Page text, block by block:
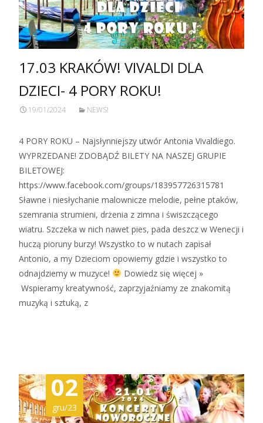
17.03 KRAKÓW! VIVALDI DLA
DZIECI- 4 PORY ROKU!
19/01/2024 NEWS!
4 PORY ROKU – Najsłynniejszy utwór Antonia Vivaldiego.
WYPRZEDANE! ZDOBĄDŹ BILETY NA NASZEJ GRUPIE
BILETOWEJ:
https://www.facebook.com/groups/183957726315781
Sławne i niesłychanie malownicze melodie, pełne ptaków,
szemrania strumieni, drżenia z zimna i świszczącego
wiatru. Szczeka w nich nawet pies, pada deszcz w Wenecji i
huczą pioruny burzy! Wszystko to w nutach zapisał
Antonio, a my Dzieciom opowiemy gdzie i wszystko to
odnajdziemy w muzyce!
Dowiedz się więcej »
Wspieramy kreatywność, zaprzyjaźniamy ze znakomitą
muzyką i sztuką, z
02
gru/23